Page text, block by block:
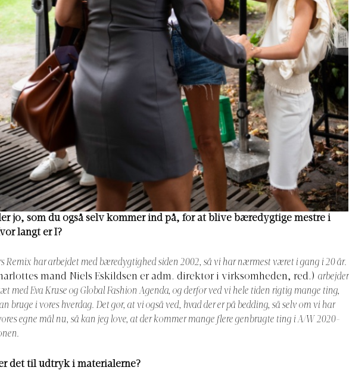
jo, som du også selv kommer ind på, for at blive bæredygtige mestre i
langt er I?
Remix har arbejdet med bæredygtighed siden 2002, så vi har nærmest været i gang i 20 år.
mand Niels Eskildsen er adm. direktør i virksomheden, red.) arbejder
med Eva Kruse og Global Fashion Agenda, og derfor ved vi hele tiden rigtig mange ting,
bruge i vores hverdag. Det gør, at vi også ved, hvad der er på bedding, så selv om vi har
egne mål nu, så kan jeg love, at der kommer mange flere genbrugte ting i A/W 2020-
det til udtryk i materialerne?